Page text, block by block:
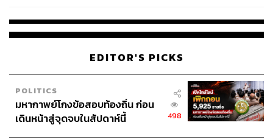
EDITOR'S PICKS
POLITICS
มหากาพย์โกงข้อสอบท้องถิ่น ก่อน
เดินหน้าสู่จุดจบในสัปดาห์นี้
498